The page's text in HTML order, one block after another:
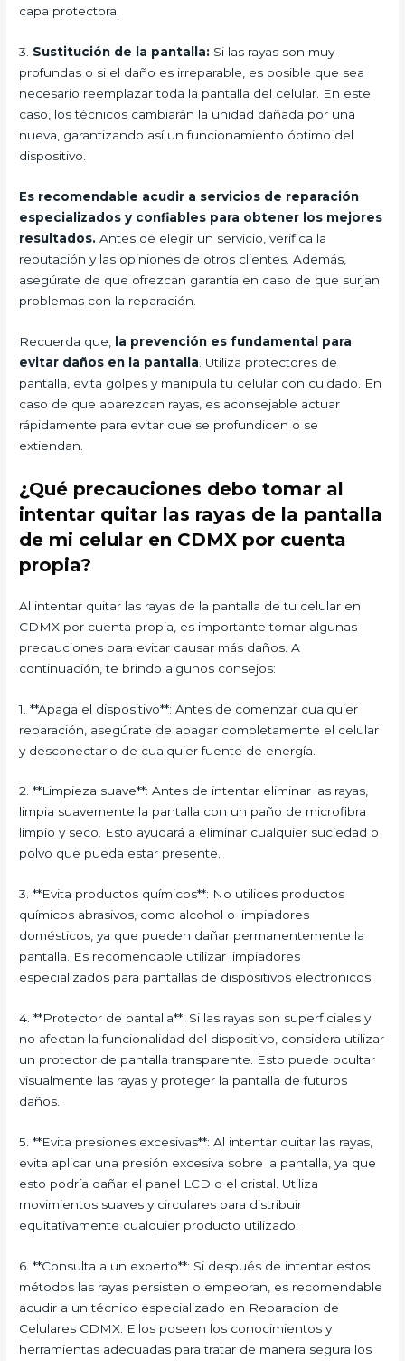
capa protectora.
3. Sustitución de la pantalla: Si las rayas son muy
profundas o si el daño es irreparable, es posible que sea
necesario reemplazar toda la pantalla del celular. En este
caso, los técnicos cambiarán la unidad dañada por una
nueva, garantizando así un funcionamiento óptimo del
dispositivo.
Es recomendable acudir a servicios de reparación
especializados y confiables para obtener los mejores
resultados. Antes de elegir un servicio, verifica la
reputación y las opiniones de otros clientes. Además,
asegúrate de que ofrezcan garantía en caso de que surjan
problemas con la reparación.
Recuerda que,
la prevención es fundamental para
evitar daños en la pantalla . Utiliza protectores de
pantalla, evita golpes y manipula tu celular con cuidado. En
caso de que aparezcan rayas, es aconsejable actuar
rápidamente para evitar que se profundicen o se
extiendan.
¿Qué precauciones debo tomar al
intentar quitar las rayas de la pantalla
de mi celular en CDMX por cuenta
propia?
Al intentar quitar las rayas de la pantalla de tu celular en
CDMX por cuenta propia, es importante tomar algunas
precauciones para evitar causar más daños. A
continuación, te brindo algunos consejos:
1. **Apaga el dispositivo**: Antes de comenzar cualquier
reparación, asegúrate de apagar completamente el celular
y desconectarlo de cualquier fuente de energía.
2. **Limpieza suave**: Antes de intentar eliminar las rayas,
limpia suavemente la pantalla con un paño de microfibra
limpio y seco. Esto ayudará a eliminar cualquier suciedad o
polvo que pueda estar presente.
3. **Evita productos químicos**: No utilices productos
químicos abrasivos, como alcohol o limpiadores
domésticos, ya que pueden dañar permanentemente la
pantalla. Es recomendable utilizar limpiadores
especializados para pantallas de dispositivos electrónicos.
4. **Protector de pantalla**: Si las rayas son superficiales y
no afectan la funcionalidad del dispositivo, considera utilizar
un protector de pantalla transparente. Esto puede ocultar
visualmente las rayas y proteger la pantalla de futuros
daños.
5. **Evita presiones excesivas**: Al intentar quitar las rayas,
evita aplicar una presión excesiva sobre la pantalla, ya que
esto podría dañar el panel LCD o el cristal. Utiliza
movimientos suaves y circulares para distribuir
equitativamente cualquier producto utilizado.
6. **Consulta a un experto**: Si después de intentar estos
métodos las rayas persisten o empeoran, es recomendable
acudir a un técnico especializado en Reparacion de
Celulares CDMX. Ellos poseen los conocimientos y
herramientas adecuadas para tratar de manera segura los